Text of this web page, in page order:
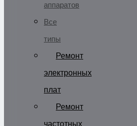
аппаратов
Все
типы
Ремонт
электронных
плат
Ремонт
частотных